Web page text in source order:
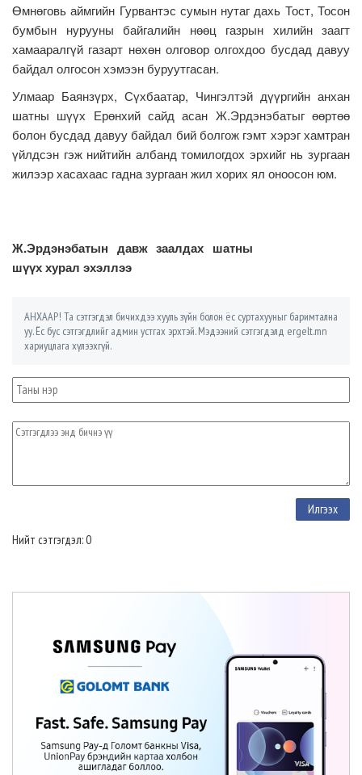
Өмнөговь аймгийн Гурвантэс сумын нутаг дахь Тост, Тосон
бумбын нурууны байгалийн нөөц газрын хилийн заагт
хамааралгүй газарт нөхөн олговор олгохдоо бусдад давуу
байдал олгосон хэмээн буруутгасан.
Улмаар Баянзүрх, Сүхбаатар, Чингэлтэй дүүргийн анхан
шатны шүүх Ерөнхий сайд асан Ж.Эрдэнэбатыг өөртөө
болон бусдад давуу байдал бий болгож гэмт хэрэг хамтран
үйлдсэн гэж нийтийн албанд томилогдох эрхийг нь зургаан
жилээр хасахаас гадна зургаан жил хорих ял оноосон юм.
Ж.Эрдэнэбатын давж заалдах шатны
шүүх хурал эхэллээ
АНХААР! Та сэтгэгдэл бичихдээ хууль зүйн болон ёс суртахууныг баримтална
уу. Ёс бус сэтгэгдлийг админ устгах эрхтэй. Мэдээний сэтгэгдэлд ergelt.mn
хариуцлага хүлээхгүй.
Нийт сэтгэгдэл: 0